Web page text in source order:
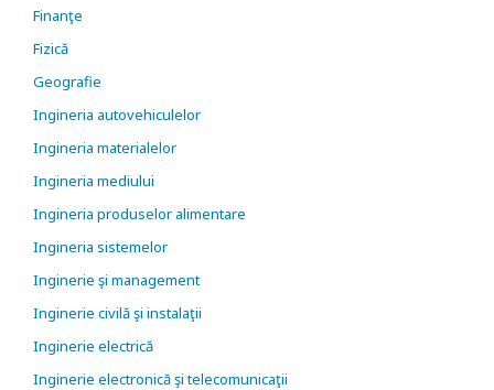
Finanţe
Fizică
Geografie
Ingineria autovehiculelor
Ingineria materialelor
Ingineria mediului
Ingineria produselor alimentare
Ingineria sistemelor
Inginerie şi management
Inginerie civilă şi instalaţii
Inginerie electrică
Inginerie electronică şi telecomunicaţii